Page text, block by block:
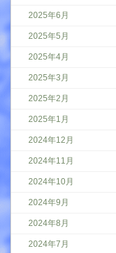
2025年6月
2025年5月
2025年4月
2025年3月
2025年2月
2025年1月
2024年12月
2024年11月
2024年10月
2024年9月
2024年8月
2024年7月